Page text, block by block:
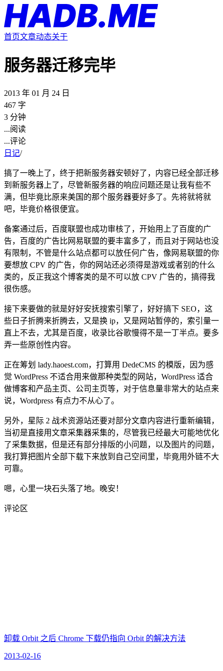
首页文章动态关于
服务器迁移完毕
2013 年 01 月 24 日
467 字
3 分钟
...阅读
...评论
日记/
搞了一晚上了，终于把新服务器安顿好了，内容已经全部迁移
到新服务器上了，尽管新服务器的响应问题还是让我有些不
满，但毕竟比原来美国的那个服务器要好多了。先将就将就
吧，毕竟价格很便宜。
备案通过后，百度联盟也成功审核了，开始用上了百度的广
告，百度的广告比网易联盟的要丰富多了，而且对于网站也没
有限制，不管是什么站点都可以放任何广告，像网易联盟的你
要想放 CPV 的广告，你的网站还必须得是游戏或者别的什么
类的，反正我这个博客类的是不可以放 CPV 广告的，搞得我
很伤感。
接下来要做的就是好好安抚搜索引擎了，好好搞下 SEO，这
些日子折腾来折腾去，又是换 ip，又是网站暂停的，索引量一
直上不去，尤其是百度，收录比谷歌慢得不是一丁半点。要多
弄一些原创性内容。
正在筹划 lady.haoest.com，打算用 DedeCMS 的模版，因为感
觉 WordPress 不适合用来做那种类型的网站，WordPress 适合
做博客和产品主页、公司主页等，对于信息量非常大的站点来
说，Wordpress 有点力不从心了。
另外，星际 2 战术资源站还要对部分文章内容进行重新编辑，
当初是直接用文章采集器采集的，尽管我已经最大可能地优化
了采集数据，但是还有部分排版的小问题，以及图片的问题，
我打算把图片全部下载下来放到自己空间里，毕竟用外链不大
可靠。
嗯，心里一块石头落了地。晚安！
评论区
卸载 Orbit 之后 Chrome 下载仍指向 Orbit 的解决方法
2013-02-16